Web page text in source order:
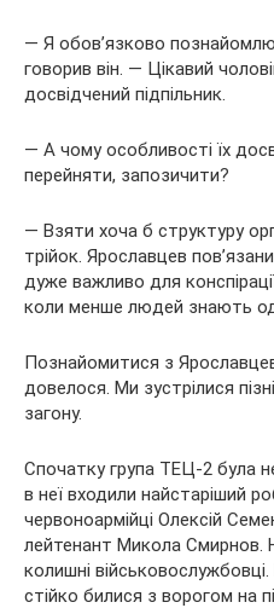
— Я обов’язково
говорив він. — Цікавий
досвідчений підпільник.
— А чому особливості їх
перейняти, запозичити?
— Взяти хоча б структуру
трійок. Ярославцев
дуже важливо для
коли менше людей знають
Познайомитися з
довелося. Ми зустрілися
загону.
Спочатку група ТЕЦ-2 була
в неї входили найстаріший
червоноармійці Олексій
лейтенант Микола Смирнов.
колишні
стійко билися з ворогом на